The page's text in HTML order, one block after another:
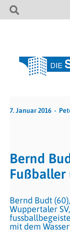
7. Januar 2016
Bernd
Fußballer
Bernd Budt
Wuppertaler
mit dem